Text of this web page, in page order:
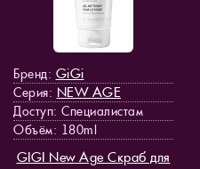
Бренд: GiGi
Серия: NEW AGE
Доступ: Специалистам
Объём: 180ml
GIGI New Age Скраб для